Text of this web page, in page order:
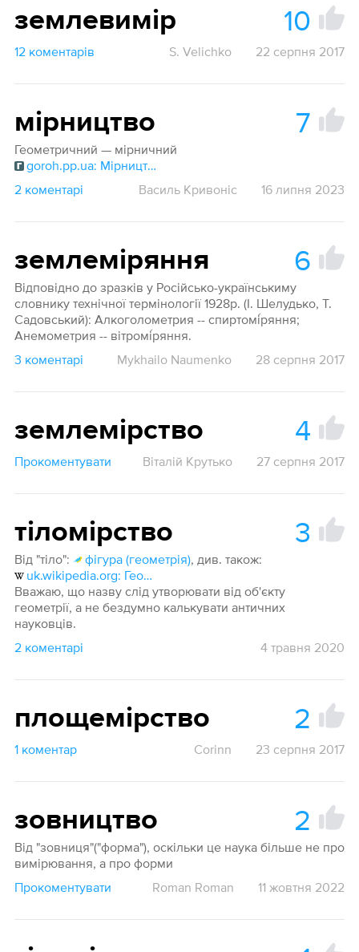
землевимір 10
12 коментарів S. Velichko 22 серпня 2017
мірництво 7
Геометричний — мірничний
goroh.pp.ua: Мірництво
2 коментарі
Василь Кривоніс 16 липня 2023
землеміряння 6
Відповідно до зразків у Російсько-українськиму
словнику технічної термінології 1928р. (І. Шелудько, Т.
Садовський): Алкоголометрия -- спиртомі́ряння;
Анемометрия -- вітромі́ряння.
3 коментарі
Mykhailo Naumenko 28 серпня 2017
землемірство 4
Прокоментувати Віталій Крутько 27 серпня 2017
тіломірство 3
Від "тіло": фігура (геометрія), див. також:
uk.wikipedia.org: Геометричне тіло
Вважаю, що назву слід утворювати від об'єкту
геометрії, а не бездумно калькувати античних
науковців.
2 коментарі
4 травня 2020
площемірство 2
1 коментар Corinn 23 серпня 2017
зовництво 2
Від "зовниця"("форма"), оскільки це наука більше не про
вимірювання, а про форми
Прокоментувати
Roman Roman 11 жовтня 2022